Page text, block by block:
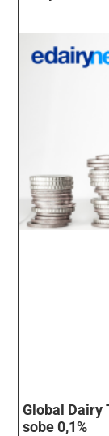
Global Dairy
sobe 0,1%